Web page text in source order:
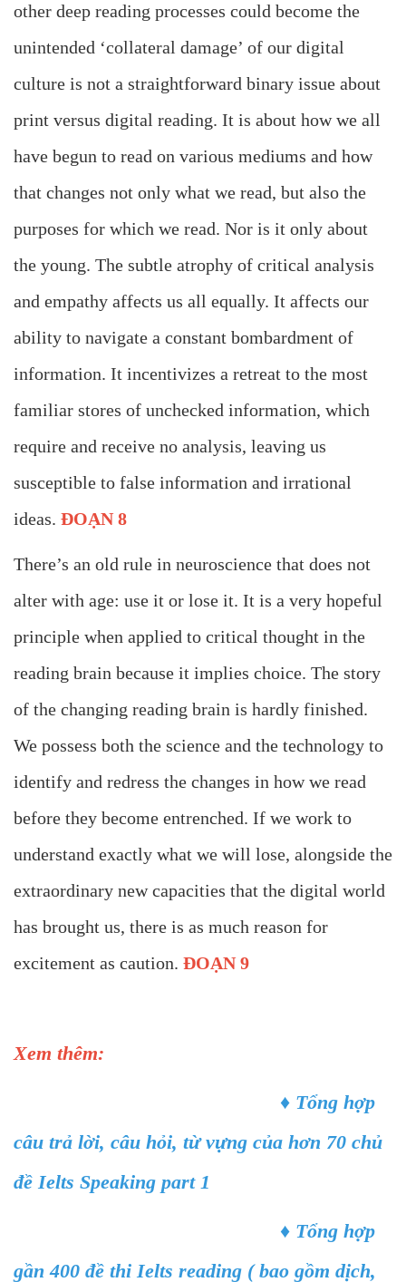
other deep reading processes could become the
unintended ‘collateral damage’ of our digital
culture is not a straightforward binary issue about
print versus digital reading. It is about how we all
have begun to read on various mediums and how
that changes not only what we read, but also the
purposes for which we read. Nor is it only about
the young. The subtle atrophy of critical analysis
and empathy affects us all equally. It affects our
ability to navigate a constant bombardment of
information. It incentivizes a retreat to the most
familiar stores of unchecked information, which
require and receive no analysis, leaving us
susceptible to false information and irrational
ideas. ĐOẠN 8
There’s an old rule in neuroscience that does not
alter with age: use it or lose it. It is a very hopeful
principle when applied to critical thought in the
reading brain because it implies choice. The story
of the changing reading brain is hardly finished.
We possess both the science and the technology to
identify and redress the changes in how we read
before they become entrenched. If we work to
understand exactly what we will lose, alongside the
extraordinary new capacities that the digital world
has brought us, there is as much reason for
excitement as caution. ĐOẠN 9
Xem thêm:
♦ Tổng hợp
câu trả lời, câu hỏi, từ vựng của hơn 70 chủ
đề Ielts Speaking part 1
♦ Tổng hợp
gần 400 đề thi Ielts reading ( bao gồm dịch,